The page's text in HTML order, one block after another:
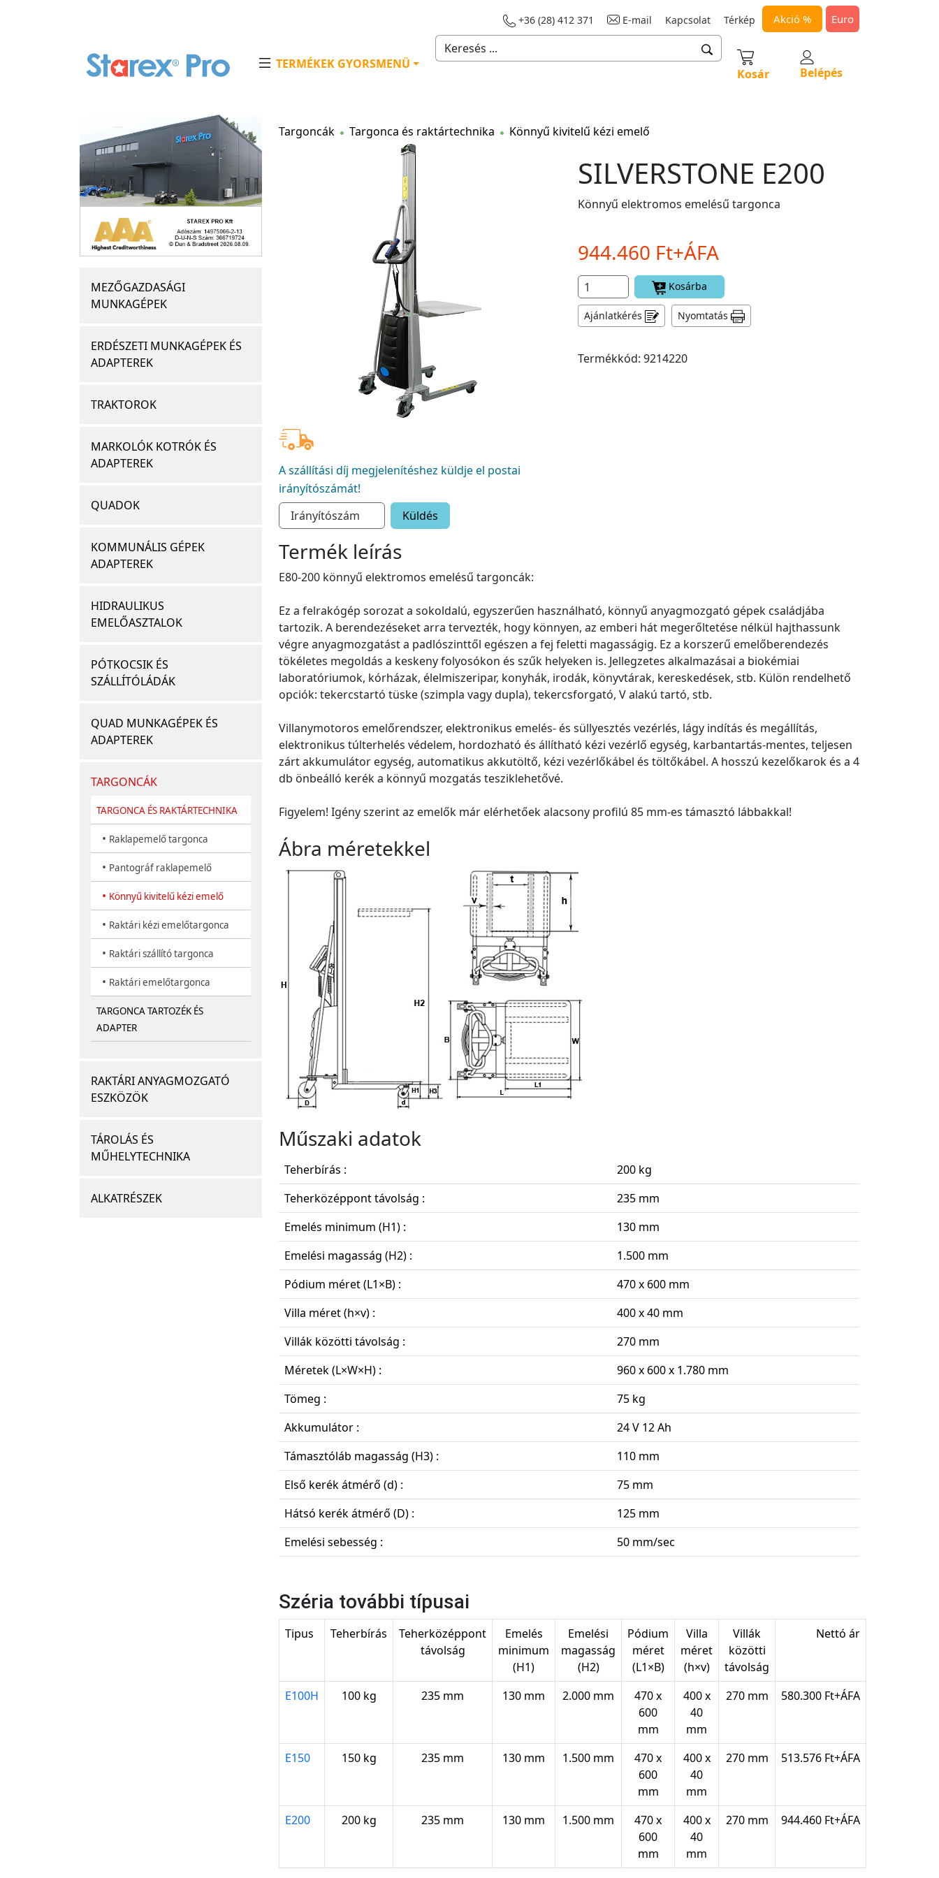
+36 (28) 412 371 E-mail Kapcsolat Térkép Akció % Euro
TERMÉKEK GYORSMENÜ
Kosár Belépés
MEZŐGAZDASÁGI
MUNKAGÉPEK
ERDÉSZETI MUNKAGÉPEK ÉS
ADAPTEREK
TRAKTOROK
MARKOLÓK KOTRÓK ÉS
ADAPTEREK
QUADOK
KOMMUNÁLIS GÉPEK
ADAPTEREK
HIDRAULIKUS
EMELŐASZTALOK
PÓTKOCSIK ÉS
SZÁLLÍTÓLÁDÁK
QUAD MUNKAGÉPEK ÉS
ADAPTEREK
TARGONCÁK
TARGONCA ÉS RAKTÁRTECHNIKA
• Raklapemelő targonca
• Pantográf raklapemelő
• Könnyű kivitelű kézi emelő
• Raktári kézi emelőtargonca
• Raktári szállító targonca
• Raktári emelőtargonca
TARGONCA TARTOZÉK ÉS
ADAPTER
RAKTÁRI ANYAGMOZGATÓ
ESZKÖZÖK
TÁROLÁS ÉS
MŰHELYTECHNIKA
ALKATRÉSZEK
Targoncák Targonca és raktártechnika Könnyű kivitelű kézi emelő
A szállítási díj megjelenítéshez küldje el postai
irányítószámát!
Küldés
SILVERSTONE E200
Könnyű elektromos emelésű targonca
944.460 Ft+ÁFA
Kosárba
Ajánlatkérés Nyomtatás
Termékkód: 9214220
Termék leírás
E80-200 könnyű elektromos emelésű targoncák:
Ez a felrakógép sorozat a sokoldalú, egyszerűen használható, könnyű anyagmozgató gépek családjába
tartozik. A berendezéseket arra tervezték, hogy könnyen, az emberi hát megerőltetése nélkül hajthassunk
végre anyagmozgatást a padlószinttől egészen a fej feletti magasságig. Ez a korszerű emelőberendezés
tökéletes megoldás a keskeny folyosókon és szűk helyeken is. Jellegzetes alkalmazásai a biokémiai
laboratóriumok, kórházak, élelmiszeripar, konyhák, irodák, könyvtárak, kereskedések, stb. Külön rendelhető
opciók: tekercstartó tüske (szimpla vagy dupla), tekercsforgató, V alakú tartó, stb.
Villanymotoros emelőrendszer, elektronikus emelés- és süllyesztés vezérlés, lágy indítás és megállítás,
elektronikus túlterhelés védelem, hordozható és állítható kézi vezérlő egység, karbantartás-mentes, teljesen
zárt akkumulátor egység, automatikus akkutöltő, kézi vezérlőkábel és töltőkábel. A hosszú kezelőkarok és a 4
db önbeálló kerék a könnyű mozgatás tesziklehetővé.
Figyelem! Igény szerint az emelők már elérhetőek alacsony profilú 85 mm-es támasztó lábbakkal!
Ábra méretekkel
Műszaki adatok
Teherbírás :
200 kg
Teherközéppont távolság :
235 mm
Emelés minimum (H1) :
130 mm
Emelési magasság (H2) :
1.500 mm
Pódium méret (L1×B) :
470 x 600 mm
Villa méret (h×v) :
400 x 40 mm
Villák közötti távolság :
270 mm
Méretek (L×W×H) :
960 x 600 x 1.780 mm
Tömeg :
75 kg
Akkumulátor :
24 V 12 Ah
Támasztóláb magasság (H3) :
110 mm
Első kerék átmérő (d) :
75 mm
Hátsó kerék átmérő (D) :
125 mm
Emelési sebesség :
50 mm/sec
Széria további típusai
Tipus Teherbírás
Teherközéppont
távolság
Emelés
minimum
(H1)
Emelési
magasság
(H2)
Pódium
méret
(L1×B)
Villa
méret
(h×v)
Villák
közötti
távolság
Nettó ár
E100H 100 kg 235 mm 130 mm 2.000 mm
470 x
600
mm
400 x
40
mm
270 mm 580.300 Ft+ÁFA
E150 150 kg 235 mm 130 mm 1.500 mm
470 x
600
mm
400 x
40
mm
270 mm 513.576 Ft+ÁFA
E200 200 kg 235 mm 130 mm 1.500 mm
470 x
600
mm
400 x
40
mm
270 mm 944.460 Ft+ÁFA